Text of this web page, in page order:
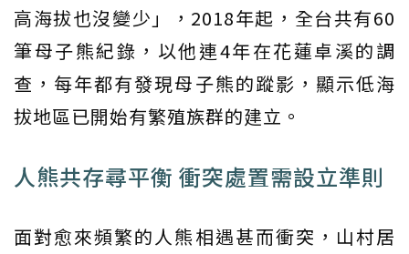
高海拔也沒變少」，2018年起，全台共有60
筆母子熊紀錄，以他連4年在花蓮卓溪的調
查，每年都有發現母子熊的蹤影，顯示低海
拔地區已開始有繁殖族群的建立。
人熊共存尋平衡 衝突處置需設立準則
面對愈來頻繁的人熊相遇甚而衝突，山村居